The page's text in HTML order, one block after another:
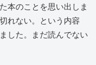
本のことを思い出しま
れない。という内容
した。まだ読んでない